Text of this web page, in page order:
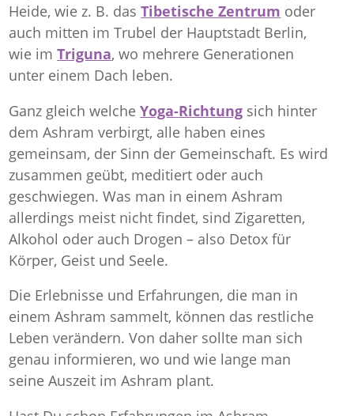
Heide, wie z. B. dasTibetische Zentrum oder
auch mitten im Trubel der Hauptstadt Berlin,
wie imTriguna, wo mehrere Generationen
unter einem Dach leben.
Ganz gleich welcheYoga-Richtung sich hinter
dem Ashram verbirgt, alle haben eines
gemeinsam, der Sinn der Gemeinschaft. Es wird
zusammen geübt, meditiert oder auch
geschwiegen. Was man in einem Ashram
allerdings meist nicht findet, sind Zigaretten,
Alkohol oder auch Drogen – also Detox für
Körper, Geist und Seele.
Die Erlebnisse und Erfahrungen, die man in
einem Ashram sammelt, können das restliche
Leben verändern. Von daher sollte man sich
genau informieren, wo und wie lange man
seine Auszeit im Ashram plant.